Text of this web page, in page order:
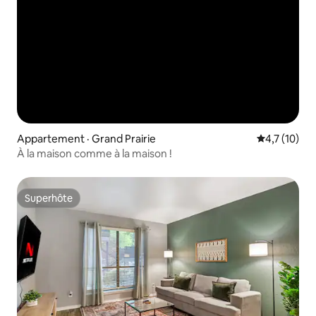
Appartement · Grand Prairie Note
4,7 (10)
À la maison comme à la maison !
Superhôte
Superhôte